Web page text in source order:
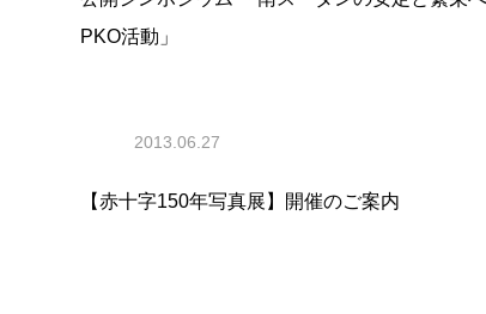
PKO活動」
2013.06.27
【赤十字150年写真展】開催のご案内